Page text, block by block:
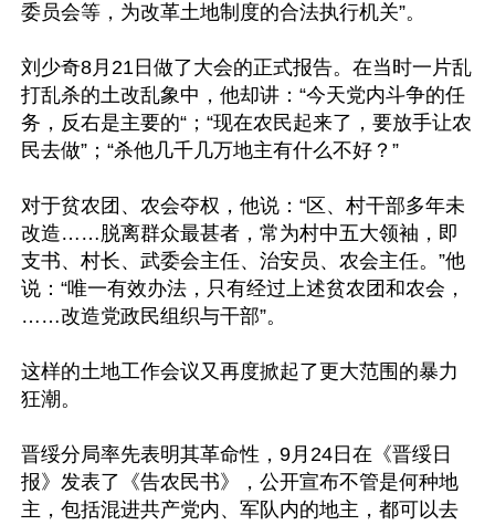
委员会等，为改革土地制度的合法执行机关”。
刘少奇8月21日做了大会的正式报告。在当时一片乱
打乱杀的土改乱象中，他却讲：“今天党内斗争的任
务，反右是主要的“；“现在农民起来了，要放手让农
民去做”；“杀他几千几万地主有什么不好？”
对于贫农团、农会夺权，他说：“区、村干部多年未
改造……脱离群众最甚者，常为村中五大领袖，即
支书、村长、武委会主任、治安员、农会主任。”他
说：“唯一有效办法，只有经过上述贫农团和农会，
……改造党政民组织与干部”。
这样的土地工作会议又再度掀起了更大范围的暴力
狂潮。
晋绥分局率先表明其革命性，9月24日在《晋绥日
报》发表了《告农民书》，公开宣布不管是何种地
主，包括混进共产党内、军队内的地主，都可以去